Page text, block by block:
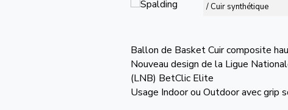
/ Cuir synthétique
Ballon de Basket Cuir composite
Nouveau design de la Ligue
(LNB) BetClic Elite
Usage Indoor ou Outdoor avec grip